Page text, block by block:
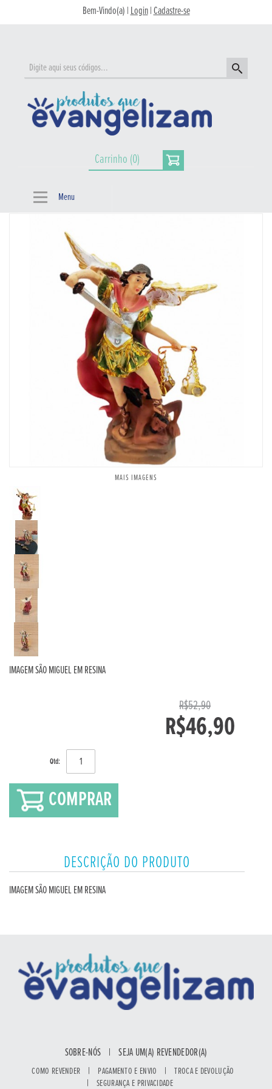
Bem-Vindo(a) |Login|Cadastre-se
Carrinho (0)
Menu
MAIS IMAGENS
IMAGEM SÃO MIGUEL EM RESINA
R$52,90
R$46,90
Qtd:
COMPRAR
DESCRIÇÃO DO PRODUTO
IMAGEM SÃO MIGUEL EM RESINA
SOBRE-NÓS | SEJA UM(A) REVENDEDOR(A)
COMO REVENDER | PAGAMENTO E ENVIO | TROCA E DEVOLUÇÃO
| SEGURANÇA E PRIVACIDADE